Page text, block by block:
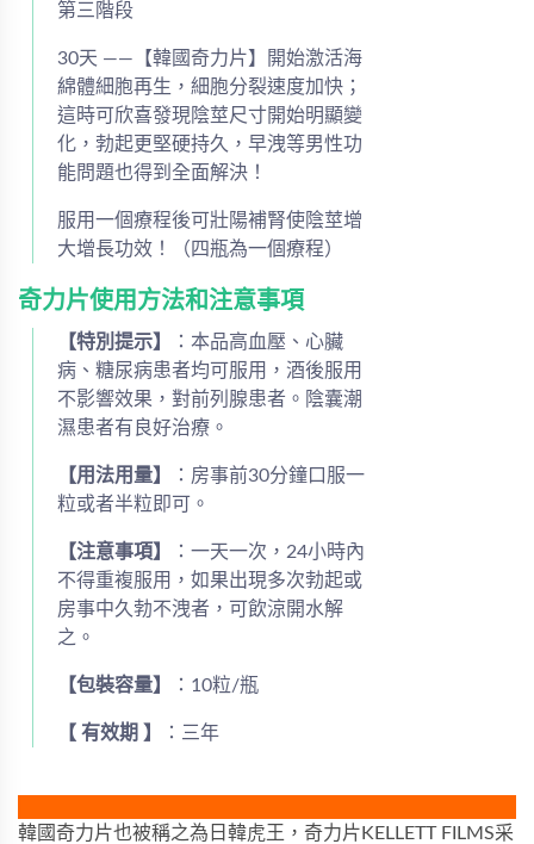
第三階段
30天 ——【韓國奇力片】開始激活海
綿體細胞再生，細胞分裂速度加快；
這時可欣喜發現陰莖尺寸開始明顯變
化，勃起更堅硬持久，早洩等男性功
能問題也得到全面解決！
服用一個療程後可壯陽補腎使陰莖增
大增長功效！（四瓶為一個療程）
奇力片使用方法和注意事項
【特別提示】
：本品高血壓、心臟
病、糖尿病患者均可服用，酒後服用
不影響效果，對前列腺患者。陰囊潮
濕患者有良好治療。
【用法用量】
：房事前30分鐘口服一
粒或者半粒即可。
【注意事項】
：一天一次，24小時內
不得重複服用，如果出現多次勃起或
房事中久勃不洩者，可飲涼開水解
之。
【包裝容量】 ：10粒/瓶
【 有效期 】 ：三年
韓國奇力片也被稱之為日韓虎王，奇力片KELLETT FILMS采